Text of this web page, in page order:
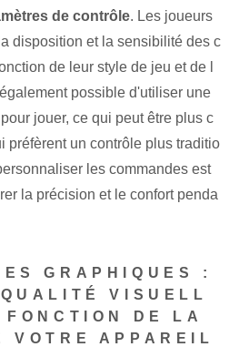
de contrôle. Les joueurs
disposition et la sensibilité des c
de leur style de jeu et de l
possible d'utiliser une
jouer, ce qui peut être plus c
préfèrent un contrôle plus traditio
les commandes est
la précision et le confort penda
GRAPHIQUES :
VISUELL
DE LA
VOTRE APPAREIL